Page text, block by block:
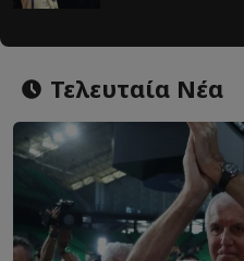
Τελευταία Νέα